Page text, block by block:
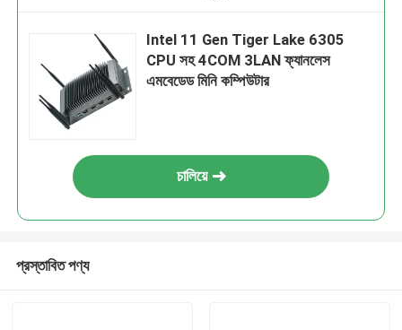
Intel 11 Gen Tiger Lake 6305
CPU সহ 4COM 3LAN ফ্যানলেস
এমবেডেড মিনি কম্পিউটার
চালিয়ে
প্রস্তাবিত পণ্য